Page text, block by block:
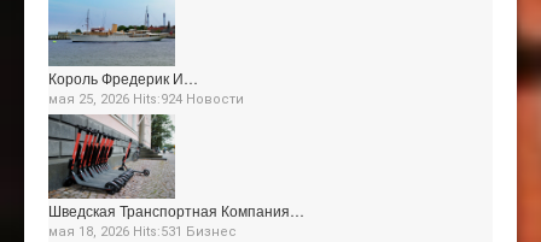
Король Фредерик И…
мая 25, 2026 Hits:924 Новости
Шведская Транспортная Компания…
мая 18, 2026 Hits:531 Бизнес